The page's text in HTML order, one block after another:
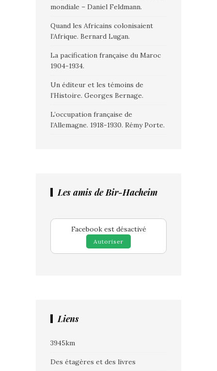
mondiale – Daniel Feldmann.
Quand les Africains colonisaient
l’Afrique. Bernard Lugan.
La pacification française du Maroc
1904-1934.
Un éditeur et les témoins de
l’Histoire. Georges Bernage.
L’occupation française de
l’Allemagne. 1918-1930. Rémy Porte.
Les amis de Bir-Hacheim
Facebook est désactivé
Autoriser
Liens
3945km
Des étagères et des livres